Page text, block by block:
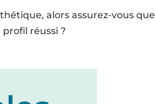
alors assurez-vous que
réussi ?